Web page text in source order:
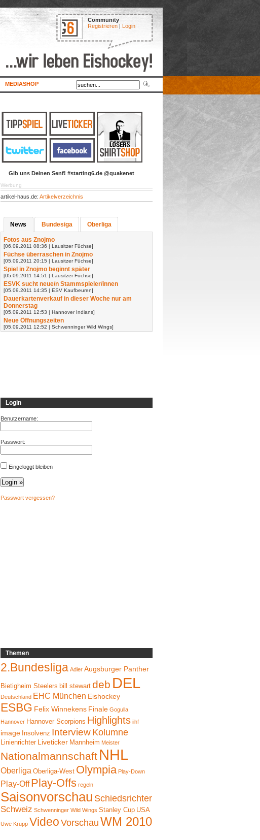
Community
Registrieren | Login
MEDIASHOP
Gib uns Deinen Senf! #starting6.de @quakenet
Werbung
artikel-haus.de: Artikelverzeichnis
News Bundesiga Oberliga
Fotos aus Znojmo
[06.09.2011 08:36 | Lausitzer Füchse]
Füchse überraschen in Znojmo
[05.09.2011 20:15 | Lausitzer Füchse]
Spiel in Znojmo beginnt später
[05.09.2011 14:51 | Lausitzer Füchse]
ESVK sucht neue/n Stammspieler/innen
[05.09.2011 14:35 | ESV Kaufbeuren]
Dauerkartenverkauf in dieser Woche nur am
Donnerstag
[05.09.2011 12:53 | Hannover Indians]
Neue Öffnungszeiten
[05.09.2011 12:52 | Schwenninger Wild Wings]
Login
Benutzername:
Passwort:
Eingeloggt bleiben
Passwort vergessen?
Themen
2.Bundesliga Adler Augsburger Panther
Bietigheim Steelers bill stewart deb DEL
Deutschland EHC München Eishockey
ESBG Felix Winnekens Finale Gogulla
Hannover Hannover Scorpions Highlights iihf
image Insolvenz Interview Kolumne
Linienrichter Liveticker Mannheim Meister
Nationalmannschaft NHL
Oberliga Oberliga-West Olympia Play-Down
Play-Off Play-Offs regeln
Saisonvorschau Schiedsrichter
Schweiz Schwenninger Wild Wings Stanley Cup USA
Uwe Krupp Video Vorschau WM 2010